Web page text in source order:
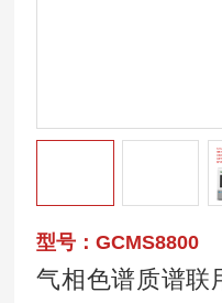
型号：GCMS8800
气相色谱质谱联